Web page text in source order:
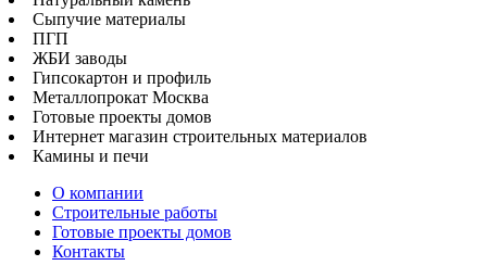
Сыпучие материалы
ПГП
ЖБИ заводы
Гипсокартон и профиль
Металлопрокат Москва
Готовые проекты домов
Интернет магазин строительных материалов
Камины и печи
О компании
Строительные работы
Готовые проекты домов
Контакты